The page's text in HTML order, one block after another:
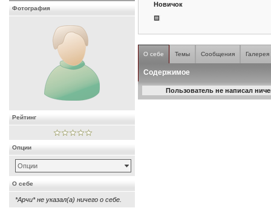
Фотография
Рейтинг
Опции
Опции
О себе
*Арчи* не указал(а) ничего о себе.
Новичок
О себе Темы Сообщения Галерея
Содержимое
Пользователь не написал